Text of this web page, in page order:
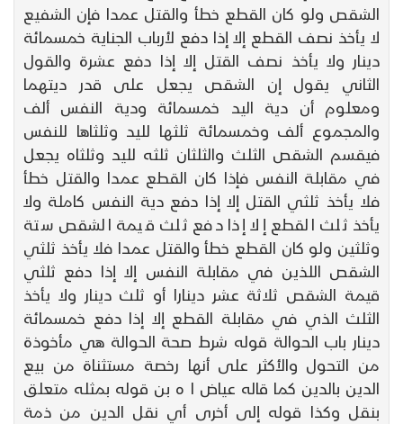
الشقص ولو كان القطع خطأ والقتل عمدا فإن الشفيع
لا يأخذ نصف القطع إلا إذا دفع لأرباب الجناية خمسمائة
دينار ولا يأخذ نصف القتل إلا إذا دفع عشرة والقول
الثاني يقول إن الشقص يجعل على قدر ديتهما
ومعلوم أن دية اليد خمسمائة ودية النفس ألف
والمجموع ألف وخمسمائة ثلثها لليد وثلثاها للنفس
فيقسم الشقص الثلث والثلثان ثلثه لليد وثلثاه يجعل
في مقابلة النفس فإذا كان القطع عمدا والقتل خطأ
فلا يأخذ ثلثي القتل إلا إذا دفع دية النفس كاملة ولا
يأخذ ثلث القطع إلا إذا دفع ثلث قيمة الشقص ستة
وثلثين ولو كان القطع خطأ والقتل عمدا فلا يأخذ ثلثي
الشقص اللذين في مقابلة النفس إلا إذا دفع ثلثي
قيمة الشقص ثلاثة عشر دينارا أو ثلث دينار ولا يأخذ
الثلث الذي في مقابلة القطع إلا إذا دفع خمسمائة
دينار باب الحوالة قوله شرط صحة الحوالة هي مأخوذة
من التحول والأكثر على أنها رخصة مستثناة من بيع
الدين بالدين كما قاله عياض ا ه بن قوله بمثله متعلق
بنقل وكذا قوله إلى أخرى أي نقل الدين من ذمة